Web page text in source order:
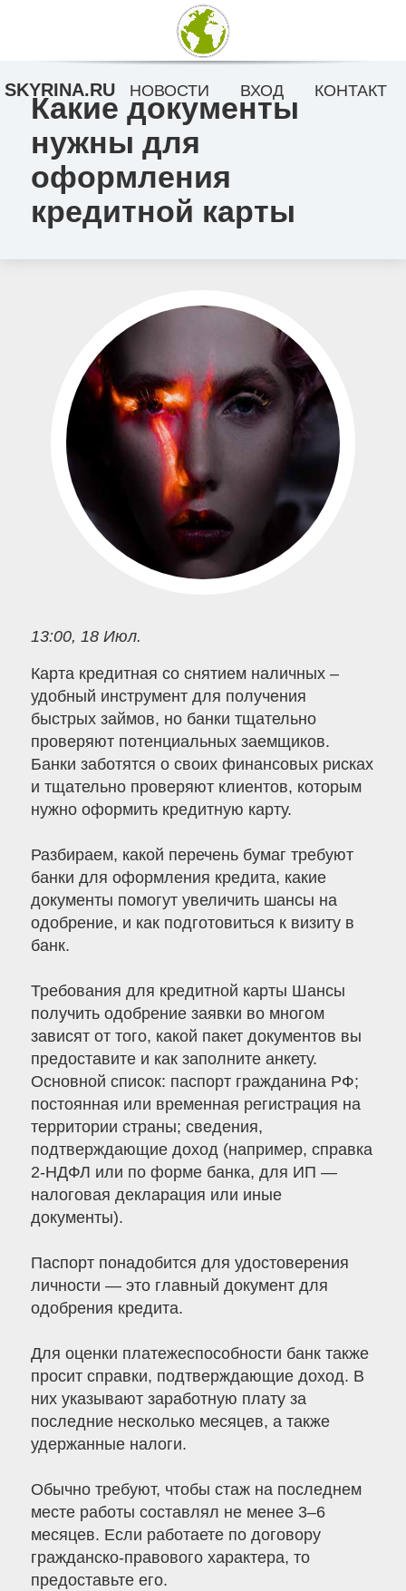
Какие документы
нужны для
оформления
кредитной карты
13:00, 18 Июл.
Карта кредитная со снятием наличных –
удобный инструмент для получения
быстрых займов, но банки тщательно
проверяют потенциальных заемщиков.
Банки заботятся о своих финансовых рисках
и тщательно проверяют клиентов, которым
нужно оформить кредитную карту.
Разбираем, какой перечень бумаг требуют
банки для оформления кредита, какие
документы помогут увеличить шансы на
одобрение, и как подготовиться к визиту в
банк.
Требования для кредитной карты Шансы
получить одобрение заявки во многом
зависят от того, какой пакет документов вы
предоставите и как заполните анкету.
Основной список: паспорт гражданина РФ;
постоянная или временная регистрация на
территории страны; сведения,
подтверждающие доход (например, справка
2-НДФЛ или по форме банка, для ИП —
налоговая декларация или иные
документы).
Паспорт понадобится для удостоверения
личности — это главный документ для
одобрения кредита.
Для оценки платежеспособности банк также
просит справки, подтверждающие доход. В
них указывают заработную плату за
последние несколько месяцев, а также
удержанные налоги.
Обычно требуют, чтобы стаж на последнем
месте работы составлял не менее 3–6
месяцев. Если работаете по договору
гражданско-правового характера, то
предоставьте его.
SKYRINA.RU НОВОСТИ ВХОД КОНТАКТ